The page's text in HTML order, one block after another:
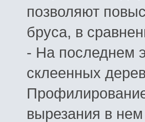
позволяют
бруса, в
- На последнем
склеенных
вырезания в